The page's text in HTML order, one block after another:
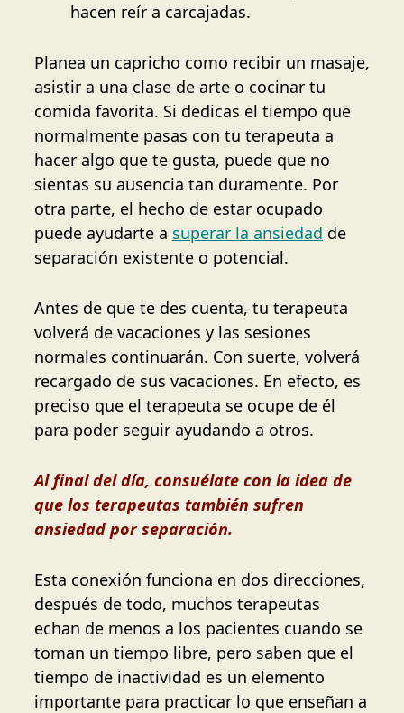
hacen reír a carcajadas.
Planea un capricho como recibir un masaje,
asistir a una clase de arte o cocinar tu
comida favorita. Si dedicas el tiempo que
normalmente pasas con tu terapeuta a
hacer algo que te gusta, puede que no
sientas su ausencia tan duramente. Por
otra parte, el hecho de estar ocupado
puede ayudarte a superar la ansiedad de
separación existente o potencial.
Antes de que te des cuenta, tu terapeuta
volverá de vacaciones y las sesiones
normales continuarán. Con suerte, volverá
recargado de sus vacaciones. En efecto, es
preciso que el terapeuta se ocupe de él
para poder seguir ayudando a otros.
Al final del día, consuélate con la idea de
que los terapeutas también sufren
ansiedad por separación.
Esta conexión funciona en dos direcciones,
después de todo, muchos terapeutas
echan de menos a los pacientes cuando se
toman un tiempo libre, pero saben que el
tiempo de inactividad es un elemento
importante para practicar lo que enseñan a